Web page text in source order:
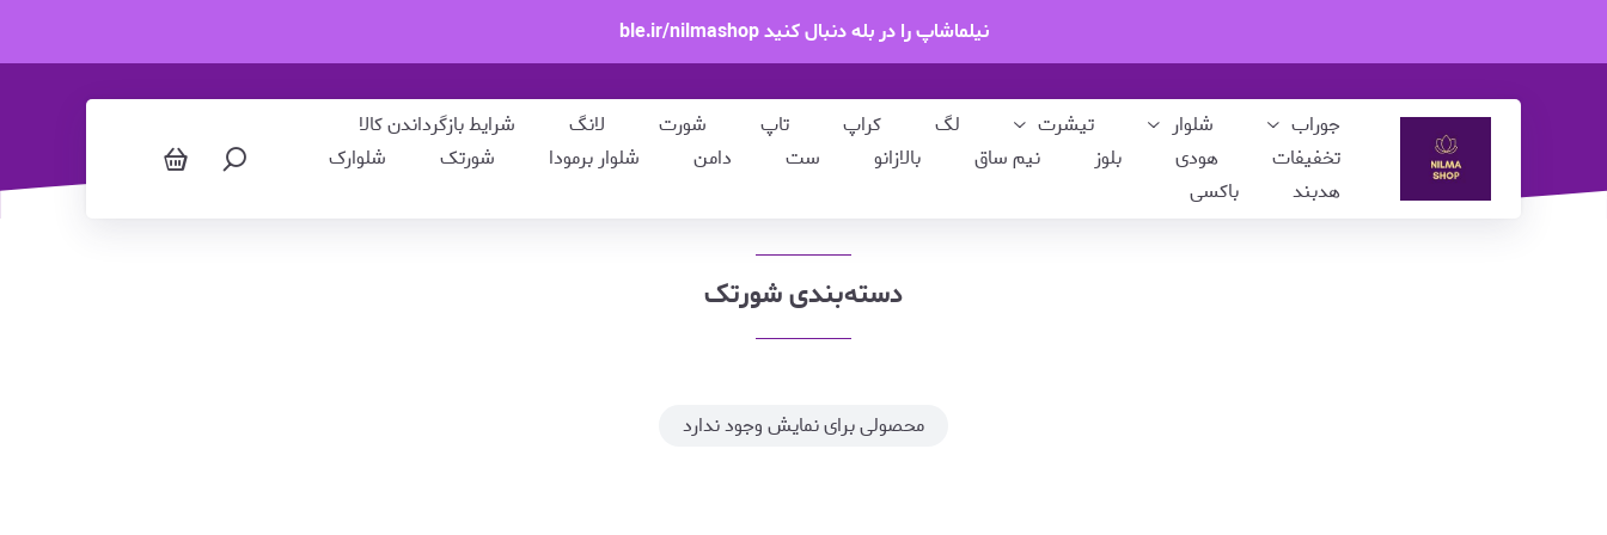
نیلماشاپ را در بله دنبال کنید ble.ir/nilmashop
جوراب شلوار تیشرت لگ کراپ تاپ شورت لانگ
شرایط بازگرداندن کالا
تخفیفات
هودی بلوز نیم ساق بالازانو ست دامن شلوار برمودا شورتک
شلوارک
هدبند
باکسی
دسته‌بندی شورتک
محصولی برای نمایش وجود ندارد